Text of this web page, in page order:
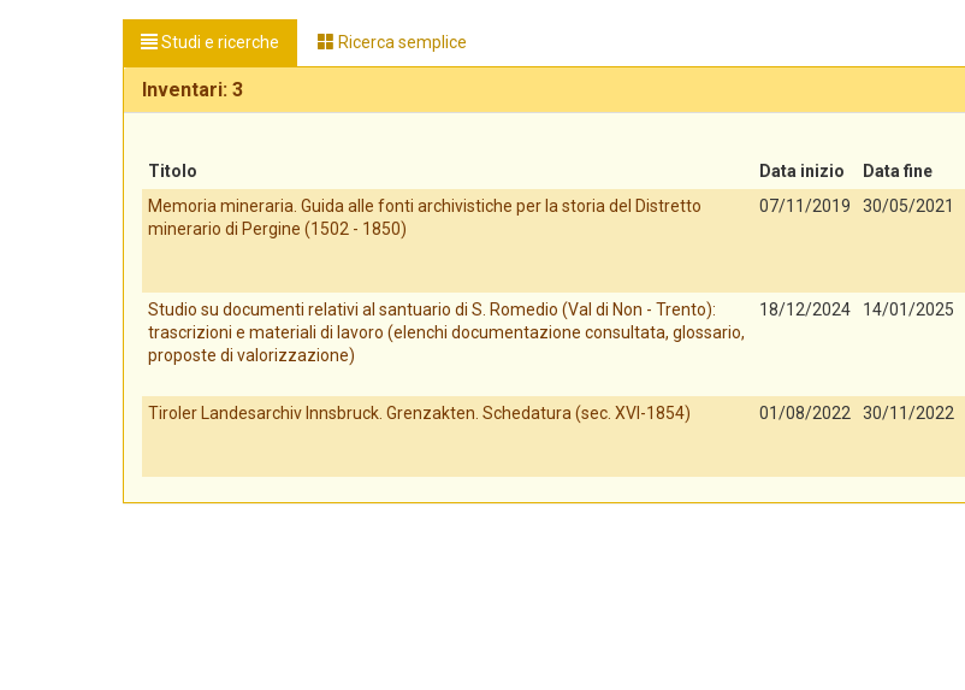
Studi e ricerche Ricerca semplice
Inventari: 3
Titolo Data inizio Data fine
Memoria mineraria. Guida alle fonti archivistiche per la storia del Distretto
minerario di Pergine (1502 - 1850)
07/11/2019 30/05/2021
Studio su documenti relativi al santuario di S. Romedio (Val di Non - Trento):
trascrizioni e materiali di lavoro (elenchi documentazione consultata, glossario,
proposte di valorizzazione)
18/12/2024 14/01/2025
Tiroler Landesarchiv Innsbruck. Grenzakten. Schedatura (sec. XVI-1854) 01/08/2022 30/11/2022